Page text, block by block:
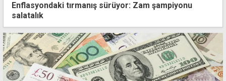
Enflasyondaki tırmanış sürüyor: Zam şampiyonu
salatalık